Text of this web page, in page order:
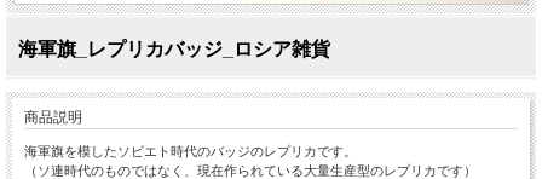
海軍旗_レプリカバッジ_ロシア雑貨
商品説明
海軍旗を模したソビエト時代のバッジのレプリカです。
（ソ連時代のものではなく、現在作られている大量生産型のレプリカです）